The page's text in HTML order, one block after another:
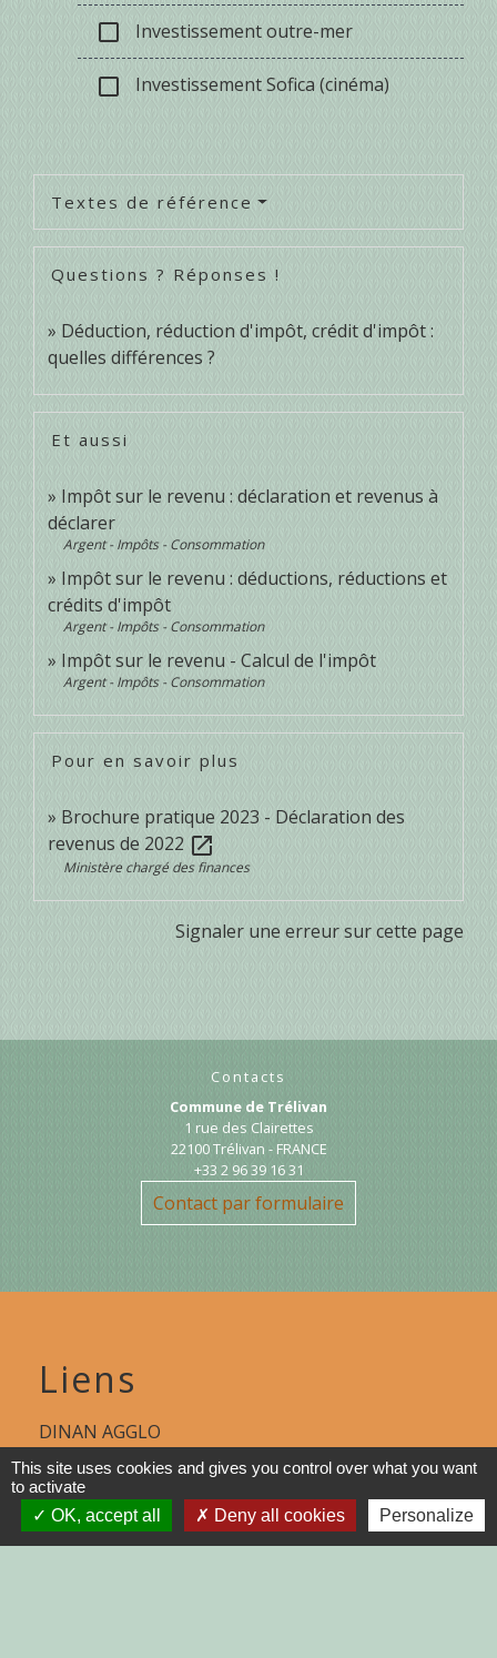
check_box_outline_blank Investissement outre-mer
check_box_outline_blank Investissement Sofica (cinéma)
Textes de référence
Questions ? Réponses !
Déduction, réduction d'impôt, crédit d'impôt :
quelles différences ?
Et aussi
Impôt sur le revenu : déclaration et revenus à
déclarer
Argent - Impôts - Consommation
Impôt sur le revenu : déductions, réductions et
crédits d'impôt
Argent - Impôts - Consommation
Impôt sur le revenu - Calcul de l'impôt
Argent - Impôts - Consommation
Pour en savoir plus
Brochure pratique 2023 - Déclaration des
revenus de 2022 open_in_new
Ministère chargé des finances
Signaler une erreur sur cette page
Contacts
Commune de Trélivan
1 rue des Clairettes
22100 Trélivan - FRANCE
+33 2 96 39 16 31
Contact par formulaire
Liens
DINAN AGGLO
CINEMAS DINAN
COTES D'ARMOR
This site uses cookies and gives you control over what you want
to activate
OK, accept all
Deny all cookies Personalize